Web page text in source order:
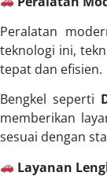
Peralatan
teknologi ini,
tepat dan efisien.
Bengkel seperti
memberikan
sesuai dengan
Layanan